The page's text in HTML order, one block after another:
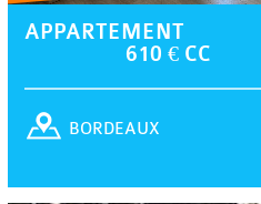
APPARTEMENT
610 € CC
BORDEAUX